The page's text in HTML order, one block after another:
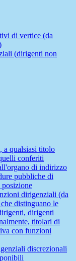
di vertice (da
(dirigenti non
a qualsiasi titolo
conferiti
di indirizzo
pubbliche di
dirigenziali (da
distinguano le
dirigenti
titolari di
con funzioni
discrezionali